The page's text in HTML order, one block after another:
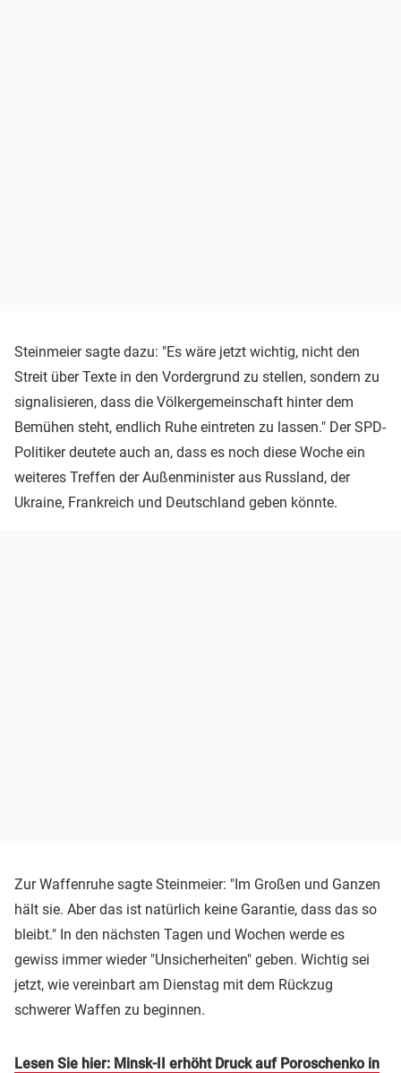
Steinmeier sagte dazu: "Es wäre jetzt wichtig, nicht den
Streit über Texte in den Vordergrund zu stellen, sondern zu
signalisieren, dass die Völkergemeinschaft hinter dem
Bemühen steht, endlich Ruhe eintreten zu lassen." Der SPD-
Politiker deutete auch an, dass es noch diese Woche ein
weiteres Treffen der Außenminister aus Russland, der
Ukraine, Frankreich und Deutschland geben könnte.
Zur Waffenruhe sagte Steinmeier: "Im Großen und Ganzen
hält sie. Aber das ist natürlich keine Garantie, dass das so
bleibt." In den nächsten Tagen und Wochen werde es
gewiss immer wieder "Unsicherheiten" geben. Wichtig sei
jetzt, wie vereinbart am Dienstag mit dem Rückzug
schwerer Waffen zu beginnen.
Lesen Sie hier: Minsk-II erhöht Druck auf Poroschenko in